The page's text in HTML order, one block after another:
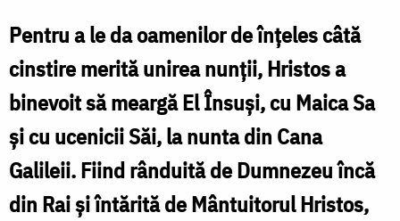
originile
în
Rai
/
Foto:
Oana
Pentru a le da oamenilor de înţeles câtă
cinstire merită unirea nunţii, Hristos a
binevoit să meargă El Însuşi, cu Maica Sa
şi cu ucenicii Săi, la nunta din Cana
Galileii. Fiind rânduită de Dumnezeu încă
din Rai şi întărită de Mântuitorul Hristos,